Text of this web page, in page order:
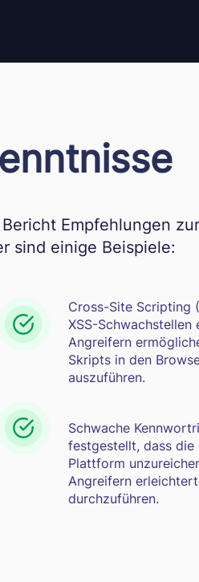
Empfehlungen
sind einige Beispiele:
Cross-Site Scripting
XSS-Schwachstellen
Angreifern
Skripts in den
auszuführen.
Schwache
festgestellt, dass
Plattform
Angreifern
durchzuführen.